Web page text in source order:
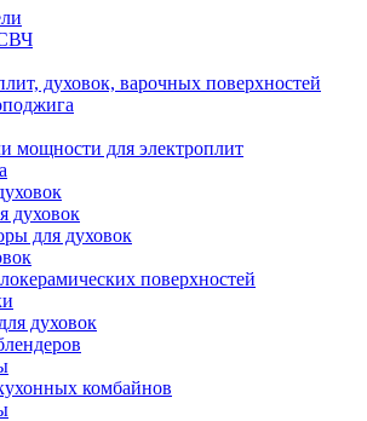
духовок, варочных поверхностей
мощности для электроплит
духовок
для духовок
поверхностей
духовок
комбайнов